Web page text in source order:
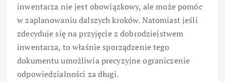
inwentarza nie jest obowiązkowy, ale może pomóc
w zaplanowaniu dalszych kroków. Natomiast jeśli
zdecyduje się na przyjęcie z dobrodziejstwem
inwentarza, to właśnie sporządzenie tego
dokumentu umożliwia precyzyjne ograniczenie
odpowiedzialności za długi.